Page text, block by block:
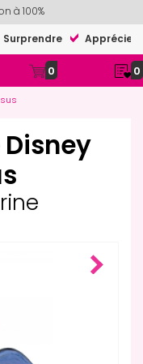
à 100%
Surprendre Apprécier
0 0